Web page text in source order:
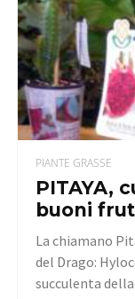
PIANTE GRASSE
PITAYA,
buoni
La chiamano
del Drago:
succulenta